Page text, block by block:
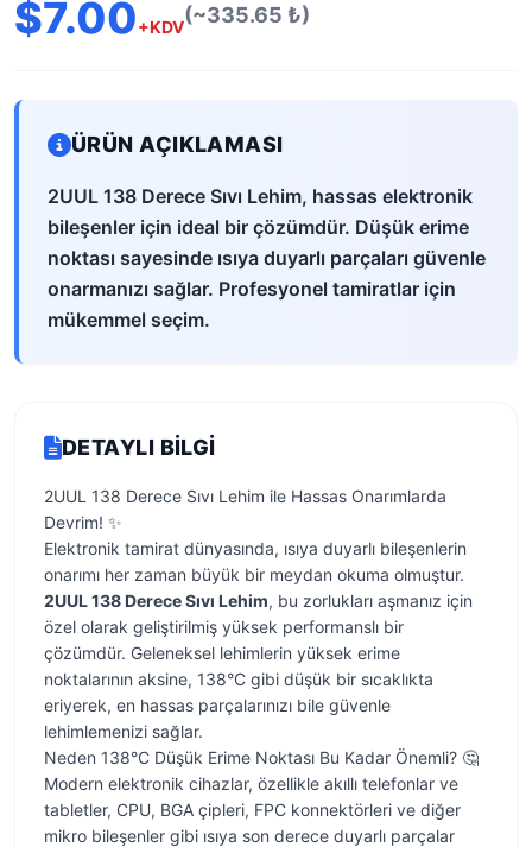
$7.00+KDV(~335.65 ₺)
ÜRÜN AÇIKLAMASI
2UUL 138 Derece Sıvı Lehim, hassas elektronik
bileşenler için ideal bir çözümdür. Düşük erime
noktası sayesinde ısıya duyarlı parçaları güvenle
onarmanızı sağlar. Profesyonel tamiratlar için
mükemmel seçim.
DETAYLI BILGI
2UUL 138 Derece Sıvı Lehim ile Hassas Onarımlarda
Devrim! ✨
Elektronik tamirat dünyasında, ısıya duyarlı bileşenlerin
onarımı her zaman büyük bir meydan okuma olmuştur.
2UUL 138 Derece Sıvı Lehim, bu zorlukları aşmanız için
özel olarak geliştirilmiş yüksek performanslı bir
çözümdür. Geleneksel lehimlerin yüksek erime
noktalarının aksine, 138°C gibi düşük bir sıcaklıkta
eriyerek, en hassas parçalarınızı bile güvenle
lehimlemenizi sağlar.
Neden 138°C Düşük Erime Noktası Bu Kadar Önemli? 🤔
Modern elektronik cihazlar, özellikle akıllı telefonlar ve
tabletler, CPU, BGA çipleri, FPC konnektörleri ve diğer
mikro bileşenler gibi ısıya son derece duyarlı parçalar